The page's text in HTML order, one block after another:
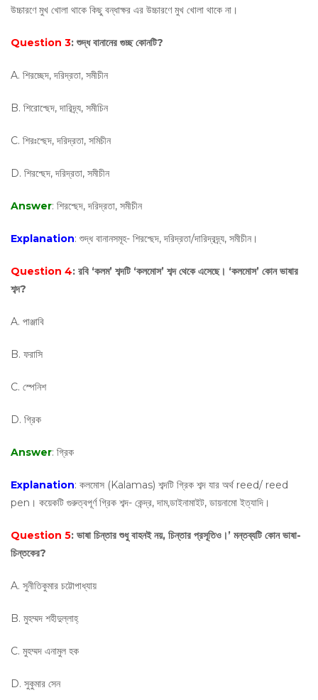
উচ্চারণে মুখ খোলা থাকে কিছু বন্ধাক্ষর এর উচ্চারণে মুখ খোলা থাকে না।
Question 3: শুদ্ধ বানানের গুচ্ছ কোনটি?
A. শিরচ্ছেদ, দরিদ্রতা, সমীচীন
B. শিরোশ্ছেদ, দারিদ্র্য, সমীচিন
C. শিরঃশ্ছেদ, দরিদ্রতা, সমিচীন
D. শিরশ্ছেদ, দরিদ্রতা, সমীচীন
Answer: শিরশ্ছেদ, দরিদ্রতা, সমীচীন
Explanation: শুদ্ধ বানানসমূহ- শিরশ্ছেদ, দরিদ্রতা/দারিদ্রদ্র্য, সমীচীন।
Question 4: রবি ‘কলম’ শব্দটি ‘কলমোস’ শব্দ থেকে এসেছে। ‘কলমোস’ কোন ভাষার
শব্দ?
A. পাঞ্জাবি
B. ফরাসি
C. স্পেনিশ
D. গ্রিক
Answer: গ্রিক
Explanation: কলমোস (Kalamas) শব্দটি গ্রিক শব্দ যার অর্থ reed/ reed
pen। কয়েকটি গুরুত্বপূর্ণ গ্রিক শব্দ- কেন্দ্র, দাম,ডাইনামাইট, ডায়নামো ইত্যাদি।
Question 5: ভাষা চিন্তার শুধু বাহনই নয়, চিন্তার প্রসূতিও।’ মন্তব্যটি কোন ভাষা-
চিন্তকের?
A. সুনীতিকুমার চট্টোপাধ্যায়
B. মুহম্মদ শহীদুল্লাহ্
C. মুহম্মদ এনামুল হক
D. সুকুমার সেন